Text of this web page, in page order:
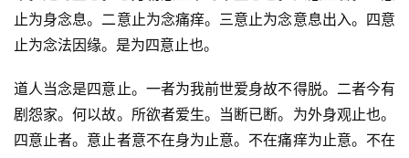
止为身念息。二意止为念痛痒。三意止为念意息出入。四意
止为念法因缘。是为四意止也。
道人当念是四意止。一者为我前世爱身故不得脱。二者今有
剧怨家。何以故。所欲者爱生。当断已断。为外身观止也。
四意止者。意止者意不在身为止意。不在痛痒为止意。不在